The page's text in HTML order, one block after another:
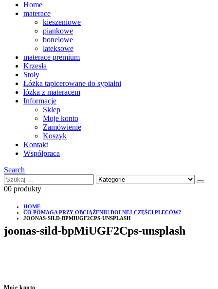
Home
materace
kieszeniowe
piankowe
bonelowe
lateksowe
materace premium
Krzesła
Stoły
Łóżka tapicerowane do sypialni
łóżka z materacem
Informacje
Sklep
Moje konto
Zamówienie
Koszyk
Kontakt
Współpraca
Search
00 produkty
HOME
CO POMAGA PRZY OBCIĄŻENIU DOLNEJ CZĘŚCI PLECÓW?
JOONAS-SILD-BPMIUGF2CPS-UNSPLASH
joonas-sild-bpMiUGF2Cps-unsplash
Moje konto